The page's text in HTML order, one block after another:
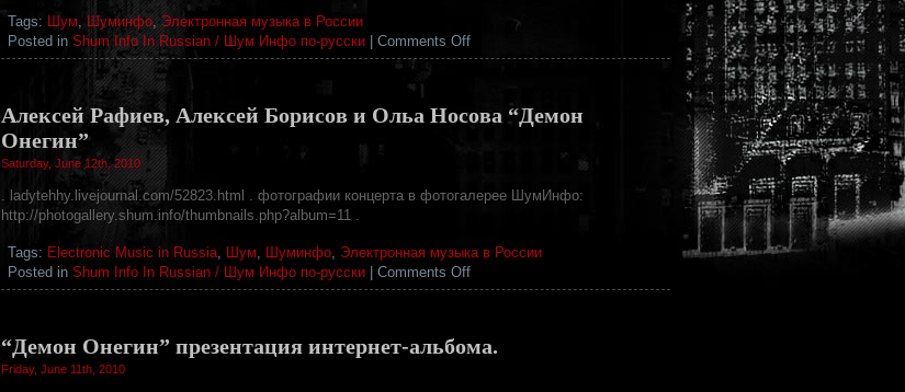
Tags: Шум, Шуминфо,Электронная музыка в России
Posted in Shum Info In Russian / Шум Инфо по-русски Comments Offon
Jandek
концерты
Алексей Рафиев, Алексей Борисов и Ольа Носова “Демон
Онегин”
Saturday, June 12th, 2010
. ladytehhy.livejournal.com/52823.html . фотографии концерта в фотогалерее ШумИнфо:
http://photogallery.shum.info/thumbnails.php?album=11 .
Tags: Electronic Music in Russia, Шум, Шуминфо, Электронная музыка в России
Posted in Shum Info In Russian / Шум Инфо по-русски Comments Offon
Алексей
Борисов
“Демон Онегин” презентация интернет-альбома.
Friday, June 11th, 2010